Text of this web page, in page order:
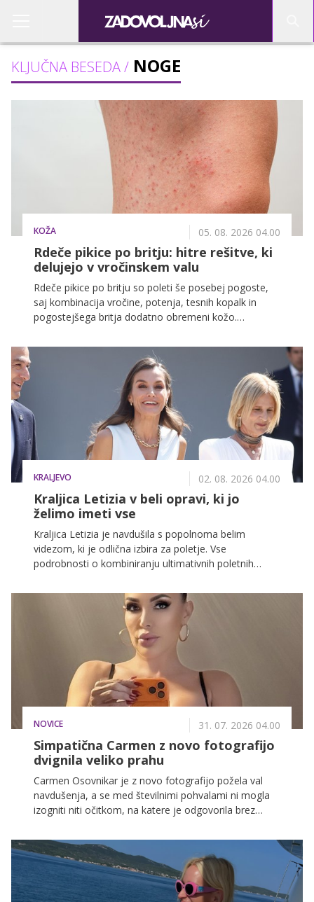
KLJUČNA BESEDA / NOGE
KOŽA 05. 08. 2026 04.00
Rdeče pikice po britju: hitre rešitve, ki
delujejo v vročinskem valu
Rdeče pikice po britju so poleti še posebej pogoste,
saj kombinacija vročine, potenja, tesnih kopalk in
pogostejšega britja dodatno obremeni kožo.
blago obliko vnetja foliklov, ki nastane, ko je koža po
britju razdražena, pore pa so zamašene z znojem, olji
ali ostanki izdelkov. Najpogosteje se pojavijo na bikini
predelu in pod pazduho, kjer je koža tanjša in bolj
KRALJEVO 02. 08. 2026 04.00
Kraljica Letizia v beli opravi, ki jo
želimo imeti vse
Kraljica Letizia je navdušila s popolnoma belim
videzom, ki je odlična izbira za poletje. Vse
podrobnosti o kombiniranju ultimativnih poletnih
v nadaljevanju.
NOVICE 31. 07. 2026 04.00
Simpatična Carmen z novo fotografijo
dvignila veliko prahu
Carmen Osovnikar je z novo fotografijo požela val
navdušenja, a se med številnimi pohvalami ni mogla
izogniti niti očitkom, na katere je odgovorila brez